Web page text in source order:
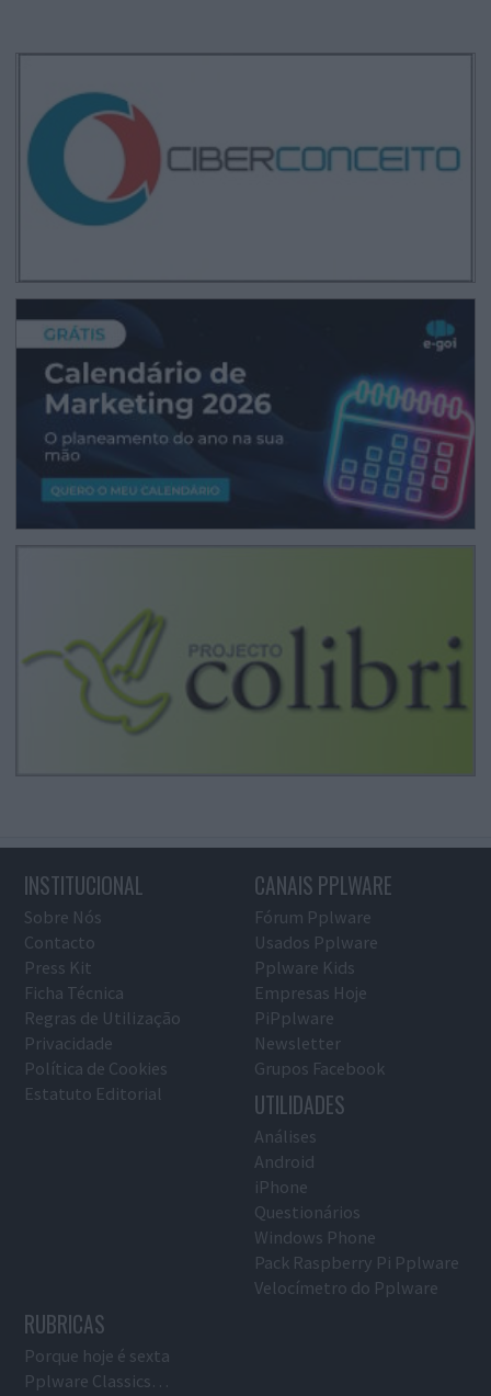
INSTITUCIONAL
Sobre Nós
Contacto
Press Kit
Ficha Técnica
Regras de Utilização
Privacidade
Política de Cookies
Estatuto Editorial
CANAIS PPLWARE
Fórum Pplware
Usados Pplware
Pplware Kids
Empresas Hoje
PiPplware
Newsletter
Grupos Facebook
UTILIDADES
Análises
Android
iPhone
Questionários
Windows Phone
Pack Raspberry Pi Pplware
Velocímetro do Pplware
RUBRICAS
Porque hoje é sexta
Pplware Classics…